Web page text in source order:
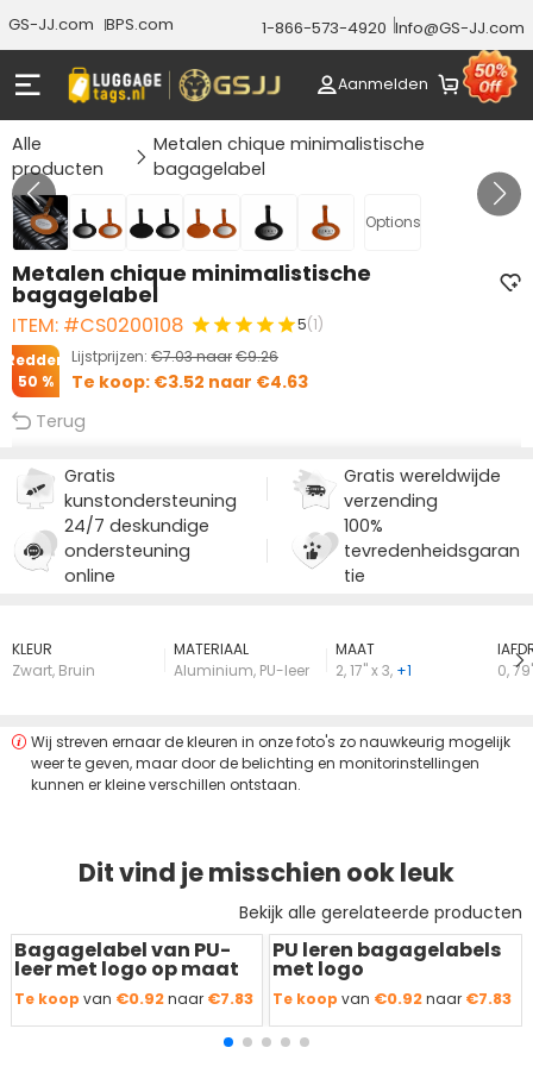
GS-JJ.com BPS.com 1-866-573-4920 Info@GS-JJ.com
Aanmelden
Alle
producten
Metalen chique minimalistische
bagagelabel
Options
GALERIJ 1/6
Metalen chique minimalistische
bagagelabel
ITEM: #CS0200108 5(1)
Lijstprijzen: €7.03naar€9.26
Redden
50 %
Te koop: €3.52 naar €4.63
Terug
Gratis
kunstondersteuning
Gratis wereldwijde
verzending
24/7 deskundige
ondersteuning
online
100%
tevredenheidsgaran
tie
KLEUR
Zwart, Bruin
MATERIAAL
Aluminium,PU-leer
MAAT
2,17" x 3, +1
0,
Wij streven ernaar de kleuren in onze foto's zo nauwkeurig mogelijk
weer te geven, maar door de belichting en monitorinstellingen
kunnen er kleine verschillen ontstaan.
Dit vind je misschien ook leuk
Bekijk alle gerelateerde producten
Redden50 %
Bagagelabel van PU-
leer met logo op maat
Te koop van €0.92naar €7.83
Redden50 %
PU leren bagagelabels
met logo
Te koop van €0.92naar €7.83